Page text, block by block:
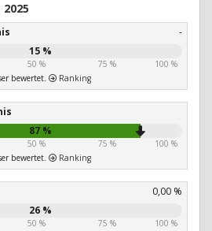
-
15 %
50 % 75 %
100 %
bewertet.
Ranking
87 %
50 % 75 %
100 %
bewertet.
Ranking
0,00 %
26 %
50 % 75 %
100 %